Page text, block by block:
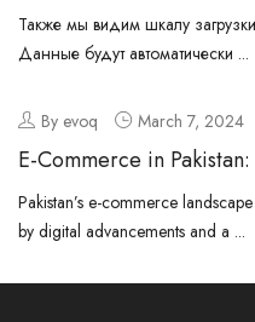
Также мы видим шкалу
Данные будут автоматически ...
By evoq March 7, 2024
E-Commerce in
Evoq
Pakistan’s e-commerce
by digital advancements and a ...